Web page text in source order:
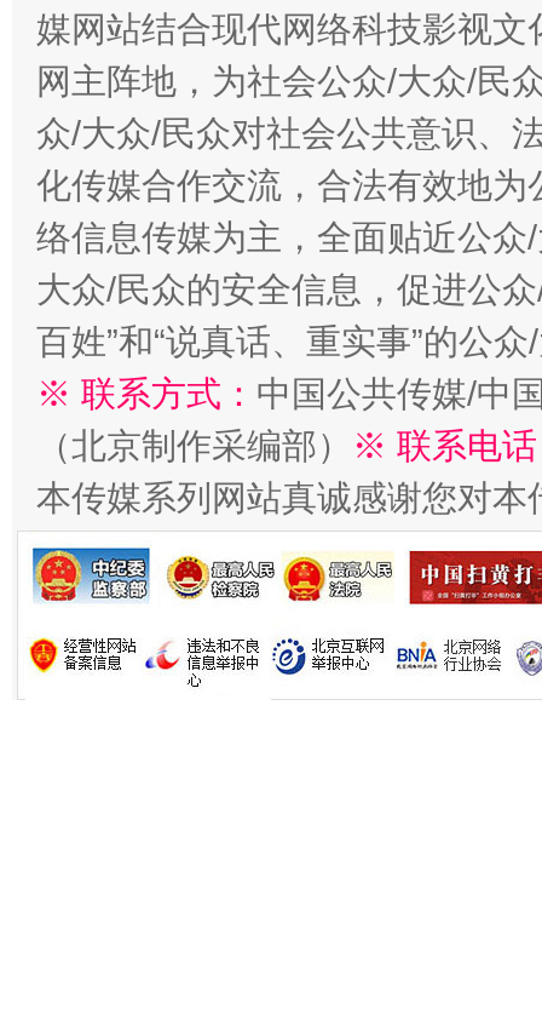
在谋一域中谋全局
习近平的博鳌关键词
魏明亮
媒网站结合现代网络科技影视
网主阵地，为社会公众/大众/民
众/大众/民众对社会公共意识、
化传媒合作交流，合法有效地
络信息传媒为主，全面贴近公
大众/民众的安全信息，促进公
百姓”和“说真话、重实事”的公
※ 联系方式： 中国公共传媒/中
（北京制作采编部）
※ 联系电
本传媒系列网站真诚感谢您对